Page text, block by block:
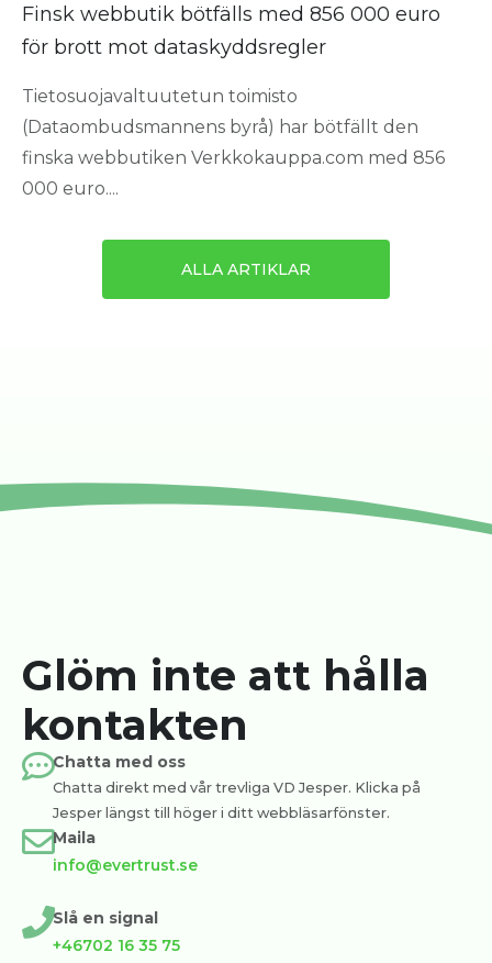
Finsk webbutik bötfälls med 856 000 euro
för brott mot dataskyddsregler
Tietosuojavaltuutetun toimisto
(Dataombudsmannens byrå) har bötfällt den
finska webbutiken Verkkokauppa.com med 856
000 euro....
ALLA ARTIKLAR
Glöm inte att hålla
kontakten
Chatta med oss
Chatta direkt med vår trevliga VD Jesper. Klicka på
Jesper längst till höger i ditt webbläsarfönster.
Maila
info@evertrust.se
Slå en signal
+46702 16 35 75